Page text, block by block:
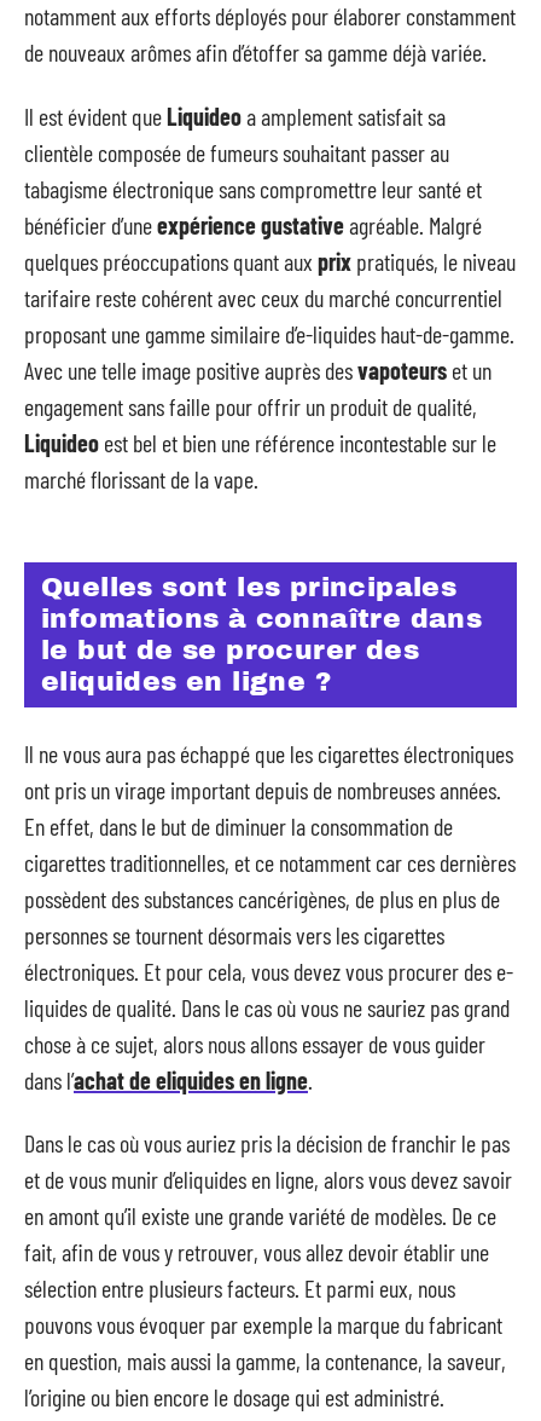
notamment aux efforts déployés pour élaborer constamment
de nouveaux arômes afin d’étoffer sa gamme déjà variée.
Il est évident queLiquideoa amplement satisfait sa
clientèle composée de fumeurs souhaitant passer au
tabagisme électronique sans compromettre leur santé et
bénéficier d’uneexpérience gustativeagréable. Malgré
quelques préoccupations quant aux prix pratiqués, le niveau
tarifaire reste cohérent avec ceux du marché concurrentiel
proposant une gamme similaire d’e-liquides haut-de-gamme.
Avec une telle image positive auprès desvapoteurs et un
engagement sans faille pour offrir un produit de qualité,
Liquideo est bel et bien une référence incontestable sur le
marché florissant de la vape.
Quelles sont les principales
infomations à connaître dans
le but de se procurer des
eliquides en ligne ?
Il ne vous aura pas échappé que les cigarettes électroniques
ont pris un virage important depuis de nombreuses années.
En effet, dans le but de diminuer la consommation de
cigarettes traditionnelles, et ce notamment car ces dernières
possèdent des substances cancérigènes, de plus en plus de
personnes se tournent désormais vers les cigarettes
électroniques. Et pour cela, vous devez vous procurer des e-
liquides de qualité. Dans le cas où vous ne sauriez pas grand
chose à ce sujet, alors nous allons essayer de vous guider
dans l’achat de eliquides en ligne
Dans le cas où vous auriez pris la décision de franchir le pas
et de vous munir d’eliquides en ligne, alors vous devez savoir
en amont qu’il existe une grande variété de modèles. De ce
fait, afin de vous y retrouver, vous allez devoir établir une
sélection entre plusieurs facteurs. Et parmi eux, nous
pouvons vous évoquer par exemple la marque du fabricant
en question, mais aussi la gamme, la contenance, la saveur,
l’origine ou bien encore le dosage qui est administré.